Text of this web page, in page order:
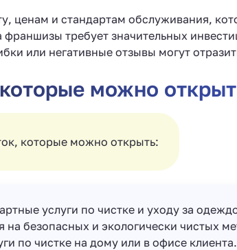
ценам и стандартам обслуживания,
франшизы требует значительных
или негативные отзывы могут
можно
которые можно открыть:
услуги по чистке и уходу за
на безопасных и экологически чистых
по чистке на дому или в офисе клиента.